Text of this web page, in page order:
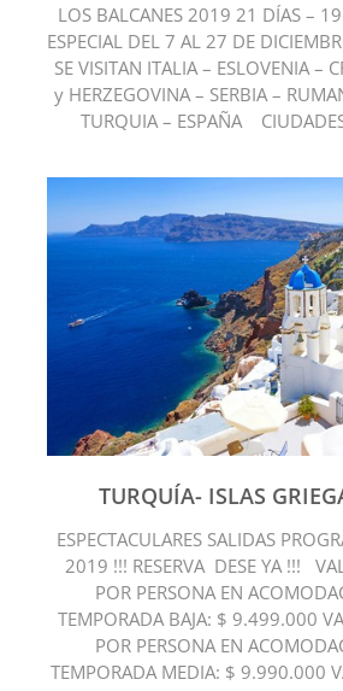
LOS BALCANES 2019 21 DÍAS –
ESPECIAL DEL 7 AL 27 DE
SE VISITAN ITALIA – ESLOVENIA –
y HERZEGOVINA – SERBIA –
TURQUIA – ESPAÑA
TURQUÍA- ISLAS
ESPECTACULARES SALIDAS
2019 !!! RESERVA DESE YA !!!
POR PERSONA EN
TEMPORADA BAJA: $ 9.499.000
POR PERSONA EN
TEMPORADA MEDIA: $ 9.990.000